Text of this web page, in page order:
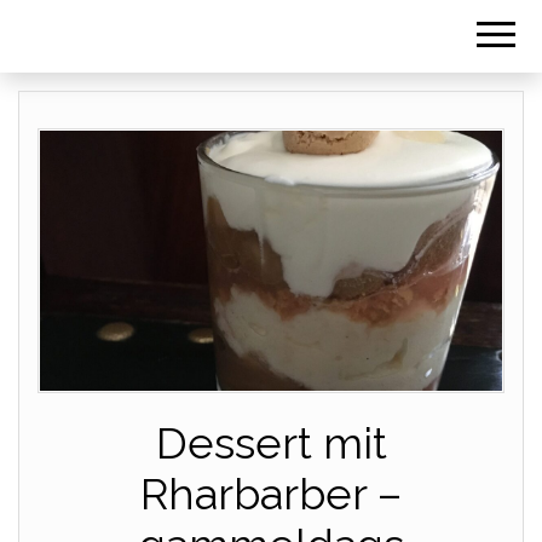
Dessert mit
Rharbarber –